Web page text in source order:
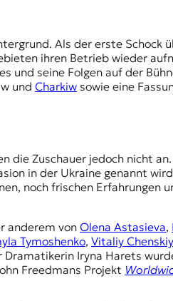
ihren Betrieb wieder
und seine Folgen auf der
und Charkiw sowie eine
die Zuschauer jedoch nicht
in der Ukraine genannt
noch frischen Erfahrungen
anderem vonOlena Astasieva,
Tymoshenko, Vitaliy Chenskiy
Iryna Harets
Freedmans Projekt